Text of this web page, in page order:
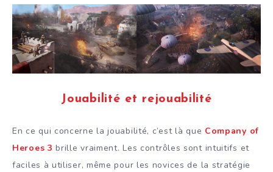
Jouabilité et rejouabilité
En ce qui concerne la jouabilité, c’est là que Company of
Heroes 3 brille vraiment. Les contrôles sont intuitifs et
faciles à utiliser, même pour les novices de la stratégie